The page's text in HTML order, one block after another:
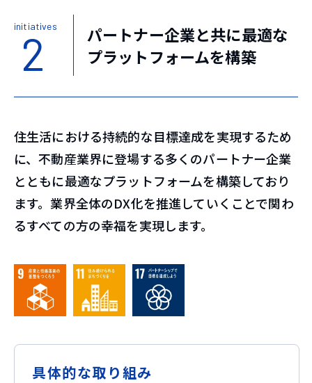
initiatives
2
パートナー企業と共に最適な
プラットフォームを構築
住生活における持続的な目標達成を実現するため
に、不動産業界に登場する多くのパートナー企業
とともに最適なプラットフォームを構築しており
ます。業界全体のDX化を推進していくことで関わ
るすべての方の幸福を実現します。
具体的な取り組み